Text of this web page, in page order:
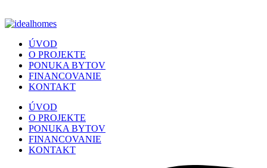
ÚVOD
O PROJEKTE
PONUKA BYTOV
FINANCOVANIE
KONTAKT
ÚVOD
O PROJEKTE
PONUKA BYTOV
FINANCOVANIE
KONTAKT